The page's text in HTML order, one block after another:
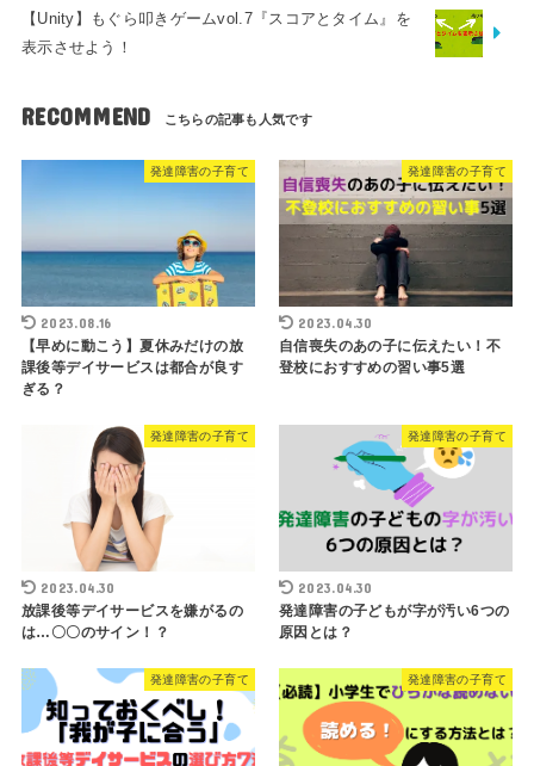
【Unity】もぐら叩きゲームvol.7『スコアとタイム』を
表示させよう！
RECOMMEND
発達障害の子育て
2023.08.16
【早めに動こう】夏休みだけの放
課後等デイサービスは都合が良す
ぎる？
発達障害の子育て
2023.04.30
自信喪失のあの子に伝えたい！不
登校におすすめの習い事5選
発達障害の子育て
2023.04.30
放課後等デイサービスを嫌がるの
は…〇〇のサイン！？
発達障害の子育て
2023.04.30
発達障害の子どもが字が汚い6つの
原因とは？
発達障害の子育て 発達障害の子育て